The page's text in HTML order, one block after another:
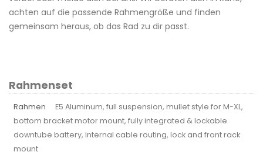
achten auf die passende Rahmengröße und finden
gemeinsam heraus, ob das Rad zu dir passt.
Rahmenset
Rahmen
E5 Aluminum, full suspension, mullet style for M-XL,
bottom bracket motor mount, fully integrated & lockable
downtube battery, internal cable routing, lock and front rack
mount